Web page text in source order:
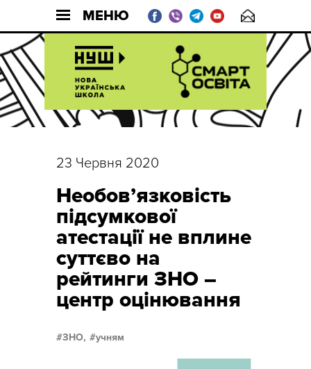
МЕНЮ
23 Червня 2020
Необов’язковість
підсумкової
атестації не вплине
суттєво на
рейтинги ЗНО –
центр оцінювання
ЗНО, учням